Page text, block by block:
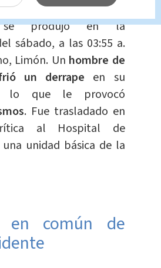
de esta serie de
se produjo en la
sábado, a las 03:55 a.
Limón. Un hombre de
un derrape en su
lo que le provocó
. Fue trasladado en
al Hospital de
unidad básica de la
en común de